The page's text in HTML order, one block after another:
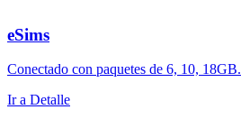
eSims
Conectado con paquetes de 6, 10, 18GB.
Ir a Detalle